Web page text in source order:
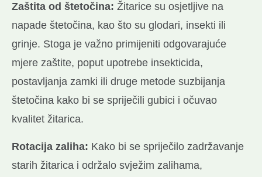
Zaštita od štetočina: Žitarice su osjetljive na
napade štetočina, kao što su glodari, insekti ili
grinje. Stoga je važno primijeniti odgovarajuće
mjere zaštite, poput upotrebe insekticida,
postavljanja zamki ili druge metode suzbijanja
štetočina kako bi se spriječili gubici i očuvao
kvalitet žitarica.
Rotacija zaliha: Kako bi se spriječilo zadržavanje
starih žitarica i održalo svježim zalihama,